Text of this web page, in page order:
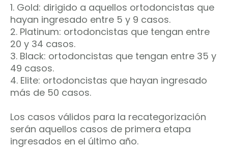
1. Gold: dirigido a aquellos ortodoncistas que
hayan ingresado entre 5 y 9 casos.
2. Platinum: ortodoncistas que tengan entre
20 y 34 casos.
3. Black: ortodoncistas que tengan entre 35 y
49 casos.
4. Elite: ortodoncistas que hayan ingresado
más de 50 casos.
Los casos válidos para la recategorización
serán aquellos casos de primera etapa
ingresados en el último año.